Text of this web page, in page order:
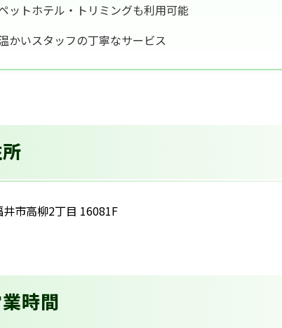
ットホテル・トリミングも利用可能
かいスタッフの丁寧なサービス
市高柳2丁目 16081F
時間